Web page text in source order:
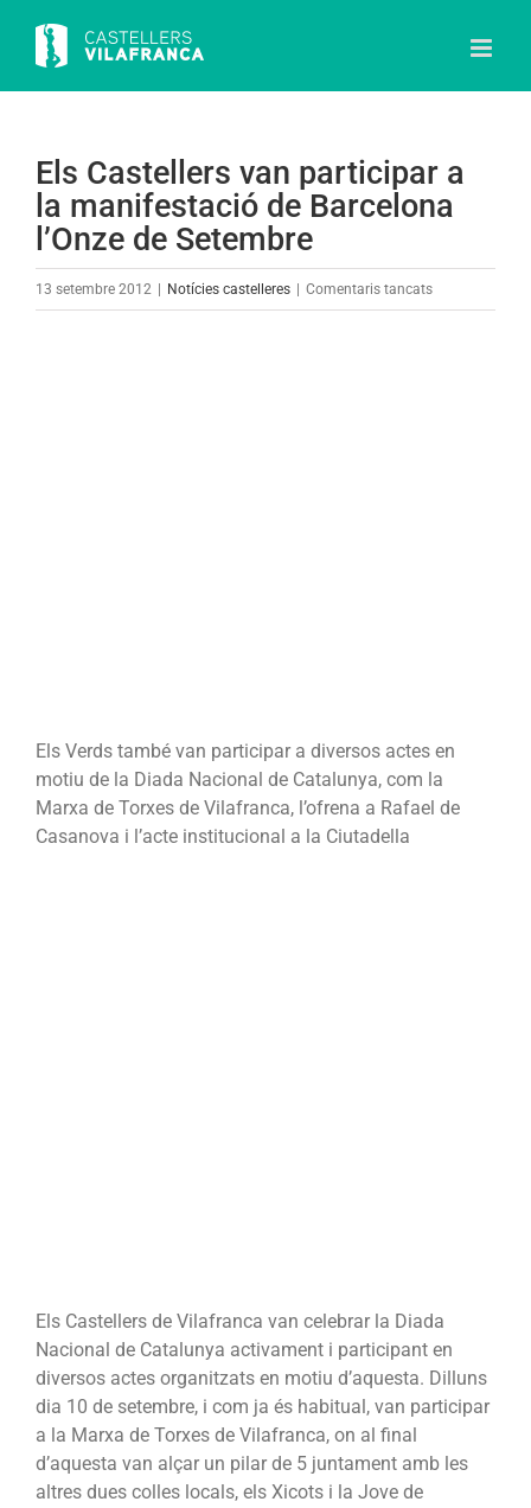
content
Els Castellers van participar a
la manifestació de Barcelona
l’Onze de Setembre
13 setembre 2012 Notícies castelleres Comentaris tancatsa
Els Verds també van participar a diversos actes en
motiu de la Diada Nacional de Catalunya, com la
Marxa de Torxes de Vilafranca, l’ofrena a Rafael de
Casanova i l’acte institucional a la Ciutadella
Els Castellers de Vilafranca van celebrar la Diada
Nacional de Catalunya activament i participant en
diversos actes organitzats en motiu d’aquesta. Dilluns
dia 10 de setembre, i com ja és habitual, van participar
a la Marxa de Torxes de Vilafranca, on al final
d’aquesta van alçar un pilar de 5 juntament amb les
altres dues colles locals, els Xicots i la Jove de